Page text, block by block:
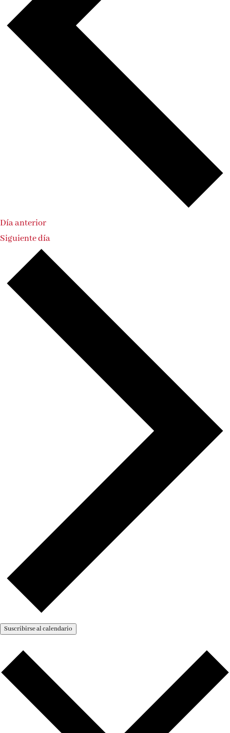
Día anterior
Siguiente día
Suscribirse al calendario